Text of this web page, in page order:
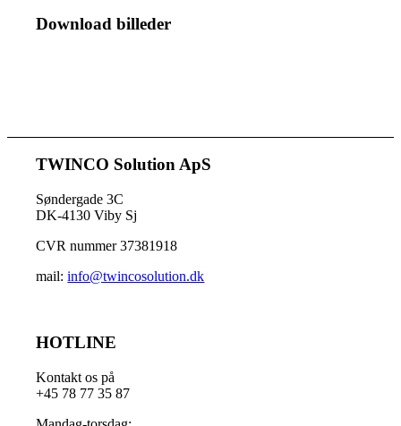
Download billeder
TWINCO Solution ApS
Søndergade 3C
DK-4130 Viby Sj
CVR nummer 37381918
mail:info@twincosolution.dk
HOTLINE
Kontakt os på
+45 78 77 35 87